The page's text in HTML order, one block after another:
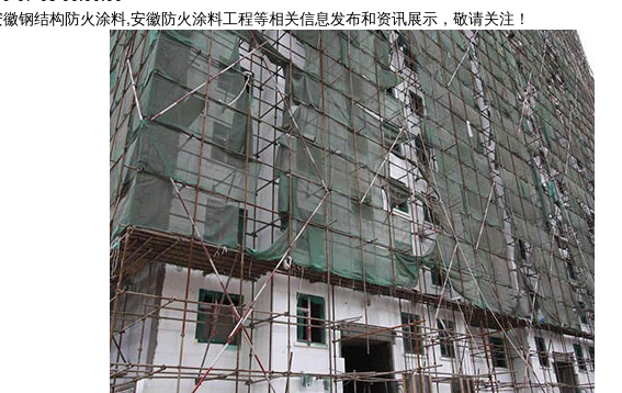
徽钢结构防火涂料,安徽防火涂料工程等相关信息发布和资讯展示，敬请关注！